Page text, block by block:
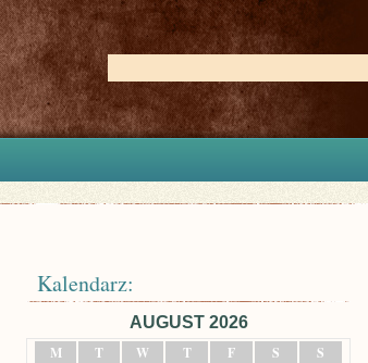
Kalendarz:
AUGUST 2026
M
T W T F S S